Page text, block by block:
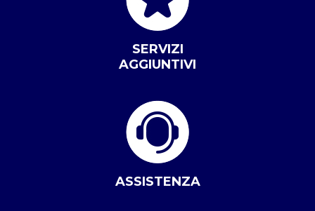
SERVIZI
AGGIUNTIVI
ASSISTENZA